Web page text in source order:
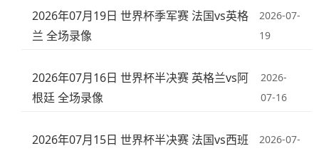
2026年07月19日 世界杯季军赛 法国vs英格
兰 全场录像
2026-07-
19
2026年07月16日 世界杯半决赛 英格兰vs阿
根廷 全场录像
2026-
07-16
2026年07月15日 世界杯半决赛 法国vs西班
2026-07-